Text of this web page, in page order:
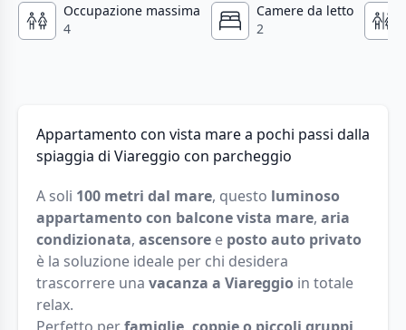
Occupazione massima
4
Camere da letto
2
Appartamento con vista mare a pochi passi dalla
spiaggia di Viareggio con parcheggio
A soli 100 metri dal mare, questo luminoso
appartamento con balcone vista mare, aria
condizionata, ascensore e posto auto privato
è la soluzione ideale per chi desidera
trascorrere una vacanza a Viareggio in totale
relax.
Perfetto perfamiglie, coppie o piccoli gruppi